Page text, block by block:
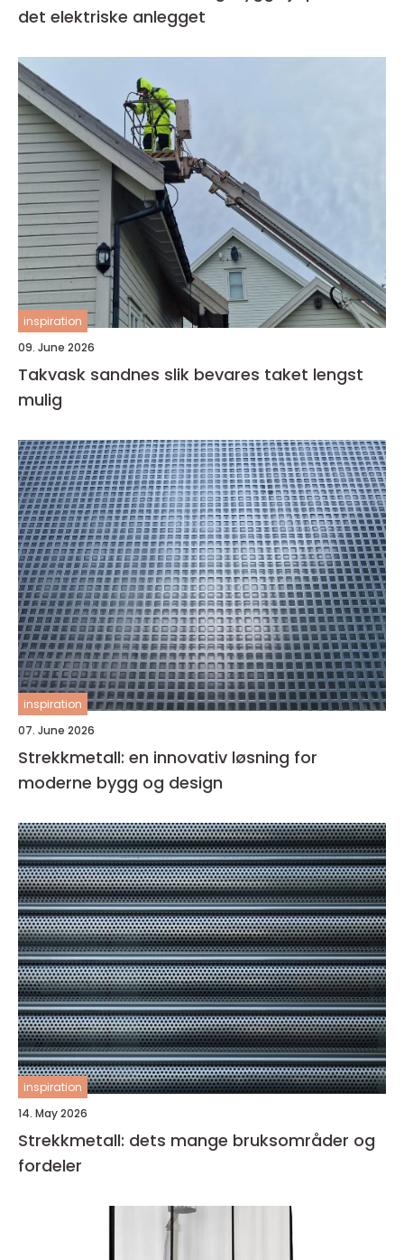
det elektriske anlegget
inspiration
09. June 2026
Takvask sandnes slik bevares taket lengst
mulig
inspiration
07. June 2026
Strekkmetall: en innovativ løsning for
moderne bygg og design
inspiration
14. May 2026
Strekkmetall: dets mange bruksområder og
fordeler